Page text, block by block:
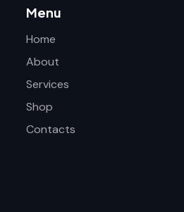
Menu
Home
About
Services
Shop
Contacts